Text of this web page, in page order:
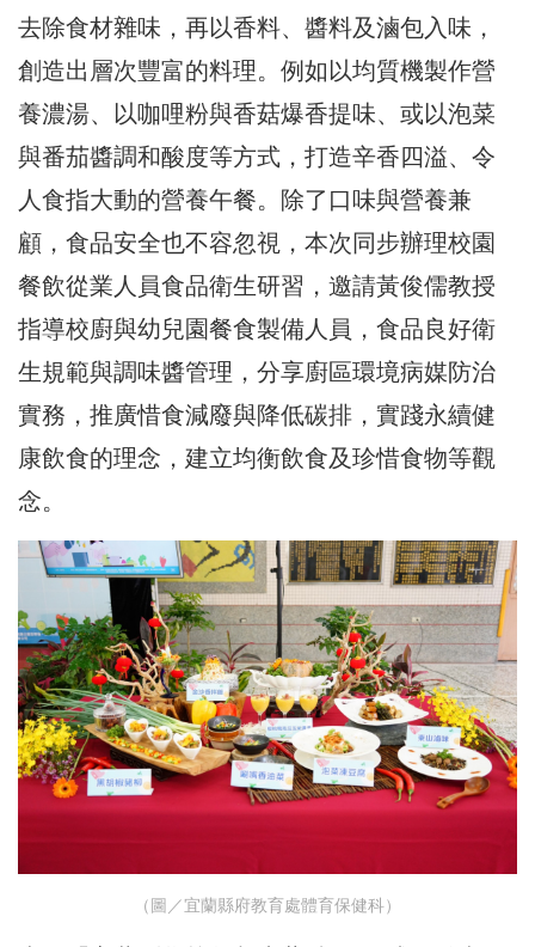
去除食材雜味，再以香料、醬料及滷包入味，
創造出層次豐富的料理。例如以均質機製作營
養濃湯、以咖哩粉與香菇爆香提味、或以泡菜
與番茄醬調和酸度等方式，打造辛香四溢、令
人食指大動的營養午餐。除了口味與營養兼
顧，食品安全也不容忽視，本次同步辦理校園
餐飲從業人員食品衛生研習，邀請黃俊儒教授
指導校廚與幼兒園餐食製備人員，食品良好衛
生規範與調味醬管理，分享廚區環境病媒防治
實務，推廣惜食減廢與降低碳排，實踐永續健
康飲食的理念，建立均衡飲食及珍惜食物等觀
念。
（圖／宜蘭縣府教育處體育保健科）